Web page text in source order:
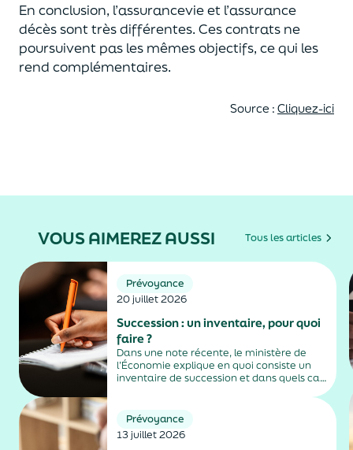
En conclusion, l’assurancevie et l’assurance
décès sont très différentes. Ces contrats ne
poursuivent pas les mêmes objectifs, ce qui les
rend complémentaires.
Source : Cliquez-ici
VOUS AIMEREZ AUSSI Tous les articles
Prévoyance
20 juillet 2026
Succession : un inventaire, pour quoi
faire ?
Dans une note récente, le ministère de
l’Économie explique en quoi consiste un
inventaire de succession et dans quels cas
Prévoyance
13 juillet 2026